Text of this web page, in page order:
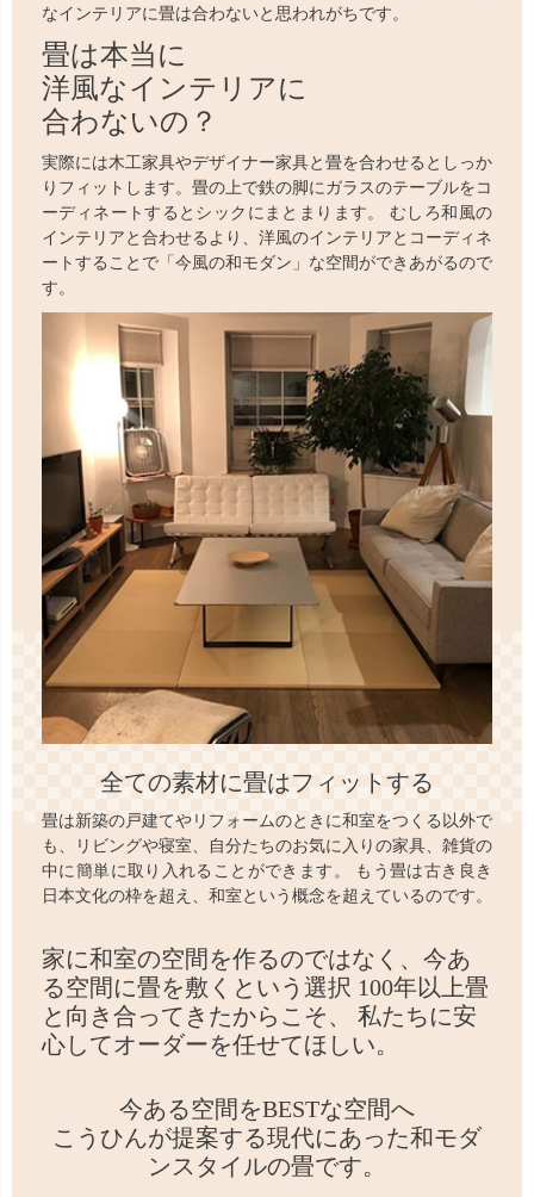
なインテリアに畳は合わないと思われがちです。
畳は本当に
洋風なインテリアに
合わないの？
実際には木工家具やデザイナー家具と畳を合わせるとしっか
りフィットします。畳の上で鉄の脚にガラスのテーブルをコ
ーディネートするとシックにまとまります。 むしろ和風の
インテリアと合わせるより、洋風のインテリアとコーディネ
ートすることで「今風の和モダン」な空間ができあがるので
す。
全ての素材に畳はフィットする
畳は新築の戸建てやリフォームのときに和室をつくる以外で
も、リビングや寝室、自分たちのお気に入りの家具、雑貨の
中に簡単に取り入れることができます。 もう畳は古き良き
日本文化の枠を超え、和室という概念を超えているのです。
家に和室の空間を作るのではなく、 今あ
る空間に畳を敷くという選択 100年以上畳
と向き合ってきたからこそ、
私たちに安
心してオーダーを任せてほしい。
今ある空間をBESTな空間へ
こうひんが提案する現代にあった和モダ
ンスタイルの畳です。